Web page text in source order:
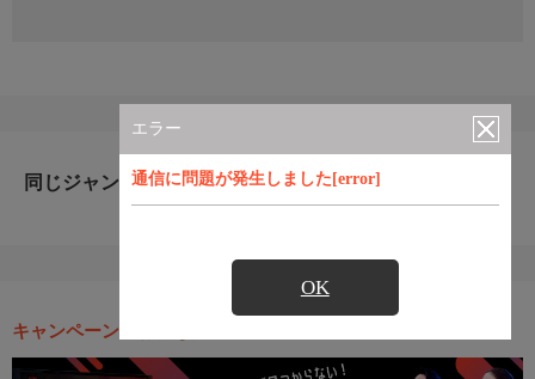
エラー
通信に問題が発生しました[error]
OK
同じジャンルのおすすめ番組
キャンペーン・お得な情報